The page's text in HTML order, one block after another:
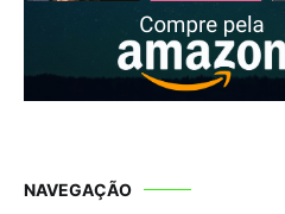
NAVEGAÇÃO